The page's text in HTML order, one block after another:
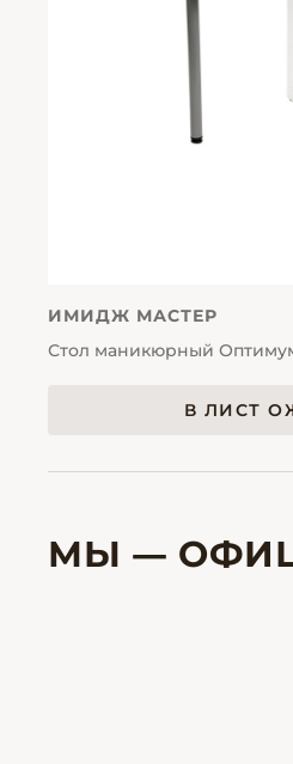
ИМИДЖ МАСТЕР
Стол маникюрный
В ЛИСТ
МЫ —